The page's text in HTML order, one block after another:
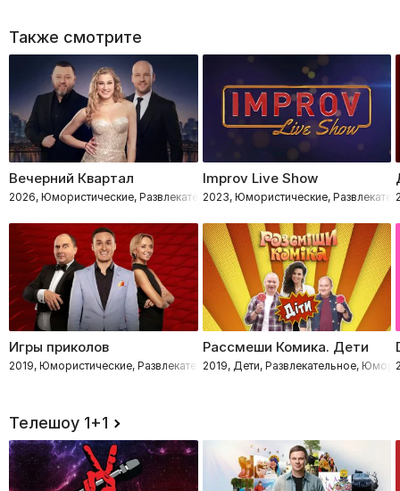
Также смотрите
Вечерний Квартал
2026, Юмористические, Развлекательное
Improv Live Show
2023, Юмористические,
Игры приколов
2019, Юмористические, Развлекательное
Рассмеши Комика. Дети
2019, Дети, Развлекательное,
Телешоу 1+1